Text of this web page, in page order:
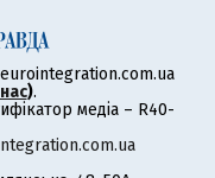
).
медіа – R40-